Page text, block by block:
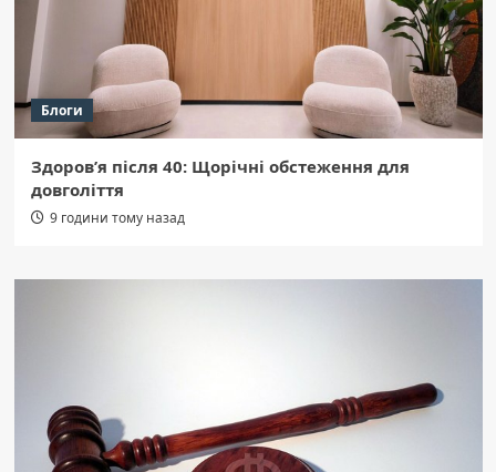
Блоги
Здоров’я після 40: Щорічні обстеження для
довголіття
9 години тому назад